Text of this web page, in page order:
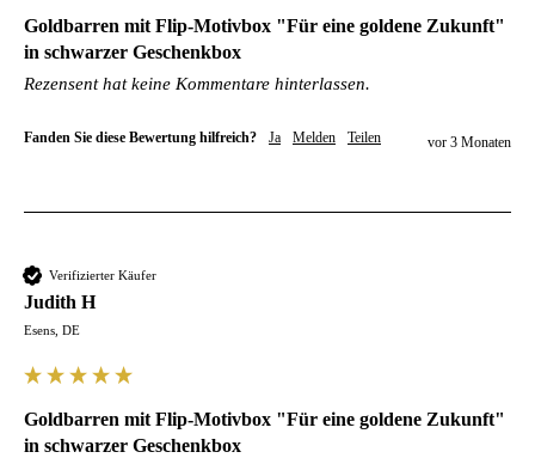
Goldbarren mit Flip-Motivbox "Für eine goldene Zukunft"
in schwarzer Geschenkbox
Rezensent hat keine Kommentare hinterlassen.
Fanden Sie diese Bewertung hilfreich? Ja Melden Teilen vor 3 Monaten
Verifizierter Käufer
Judith H
Esens, DE
Goldbarren mit Flip-Motivbox "Für eine goldene Zukunft"
in schwarzer Geschenkbox